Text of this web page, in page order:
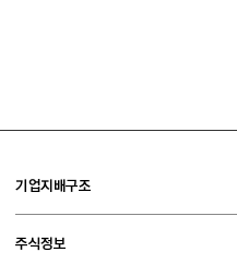
기업지배구조
주식정보